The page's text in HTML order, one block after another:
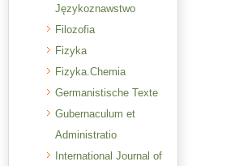
Językoznawstwo
Filozofia
Fizyka
Fizyka.Chemia
Germanistische Texte
Gubernaculum et
Administratio
International Journal of